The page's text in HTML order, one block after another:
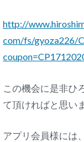
http://
com/fs/gyoza226/
この機会に是非ひ
て頂ければと思い
アプリ会員様には